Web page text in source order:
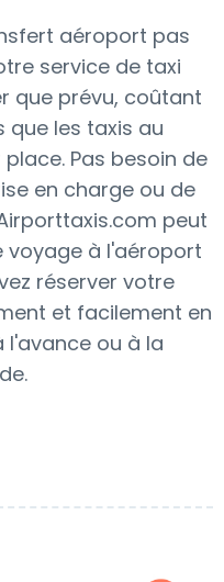
aéroport pas
service de taxi
que prévu, coûtant
que les taxis au
Pas besoin de
en charge ou de
peut
voyage à l'aéroport
réserver votre
et facilement en
l'avance ou à la